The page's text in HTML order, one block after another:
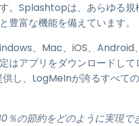
。Splashtopは、あらゆる規
富な機能を備えています。
、Mac、iOS、
はアプリをダウンロードし
供し、LogMeInが誇るすべて
の節約をどのように実現